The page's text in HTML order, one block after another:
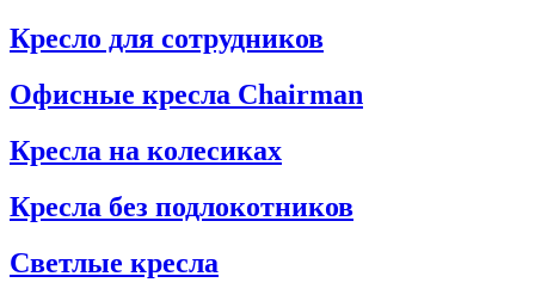
Кресло для сотрудников
Офисные кресла Chairman
Кресла на колесиках
Кресла без подлокотников
Светлые кресла